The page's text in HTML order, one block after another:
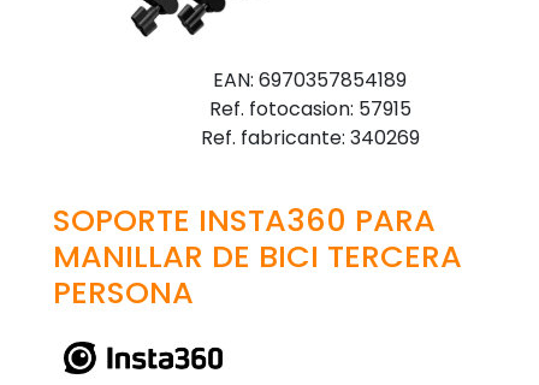
EAN: 6970357854189
Ref. fotocasion: 57915
Ref. fabricante: 340269
SOPORTE INSTA360 PARA
MANILLAR DE BICI TERCERA
PERSONA